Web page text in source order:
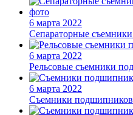
6 марта 2022
Сепараторные
6 марта 2022
Рельсовые съемники
6 марта 2022
Съемники подшипников